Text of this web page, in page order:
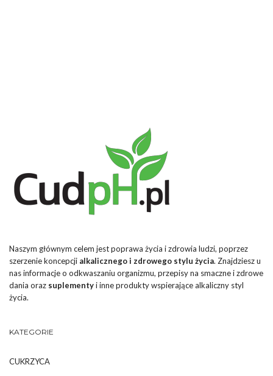
Naszym głównym celem jest poprawa życia i zdrowia ludzi, poprzez
szerzenie koncepcji alkalicznego i zdrowego stylu życia. Znajdziesz u
nas informacje o odkwaszaniu organizmu, przepisy na smaczne i zdrowe
dania oraz suplementyi inne produkty wspierające alkaliczny styl
życia.
KATEGORIE
CUKRZYCA